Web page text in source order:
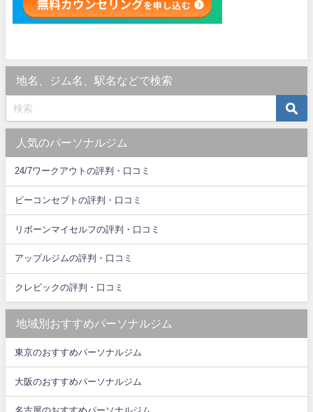
地名、ジム名、駅名などで検索
人気のパーソナルジム
24/7ワークアウトの評判・口コミ
ビーコンセプトの評判・口コミ
リボーンマイセルフの評判・口コミ
アップルジムの評判・口コミ
クレビックの評判・口コミ
地域別おすすめパーソナルジム
東京のおすすめパーソナルジム
大阪のおすすめパーソナルジム